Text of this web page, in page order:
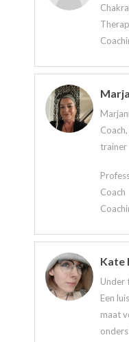
trainer
Coach
Kate
Under
Een
maat